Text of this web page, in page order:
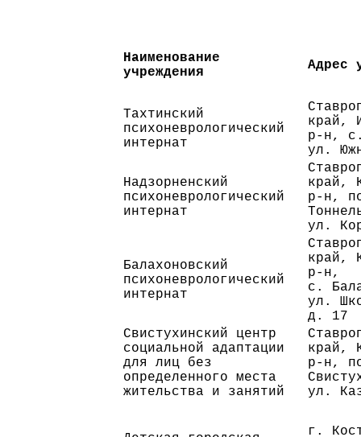
Наименование
учреждения
Адрес
Тахтинский
психоневрологический
интернат
край,
р-н,
ул.
Надзорненский
психоневрологический
интернат
край,
р-н,
ул.
Балахоновский
психоневрологический
интернат
край,
р-н,
с.
ул.
д. 17
Свистухинский центр
социальной адаптации
для лиц без
определенного места
жительства и занятий
край,
р-н,
ул.
г.